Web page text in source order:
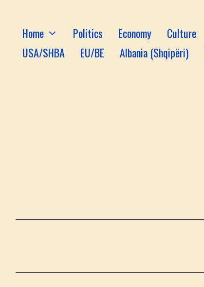
Home Politics Economy Culture
USA/SHBA
EU/BE Albania (Shqipëri)